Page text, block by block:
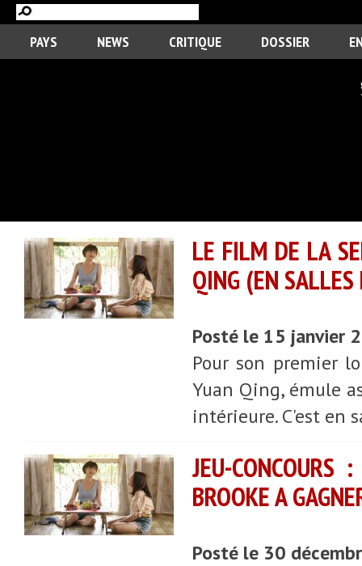
PAYS NEWS CRITIQUE DOSSIER
LE FILM DE LA
QING (EN
Posté le 15 janvier
Pour son premier
Yuan Qing, émule
intérieure. C'est en
JEU-
BROOKE A
Posté le 30